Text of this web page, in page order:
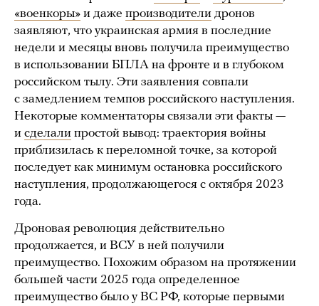
«военкоры» и даже производители дронов
заявляют, что украинская армия в последние
недели и месяцы вновь получила преимущество
в использовании БПЛА на фронте и в глубоком
российском тылу. Эти заявления совпали
с замедлением темпов российского наступления.
Некоторые комментаторы связали эти факты —
и сделали простой вывод: траектория войны
приблизилась к переломной точке, за которой
последует как минимум остановка российского
наступления, продолжающегося с октября 2023
года.
Дроновая революция действительно
продолжается, и ВСУ в ней получили
преимущество. Похожим образом на протяжении
большей части 2025 года определенное
преимущество было у ВС РФ, которые первыми